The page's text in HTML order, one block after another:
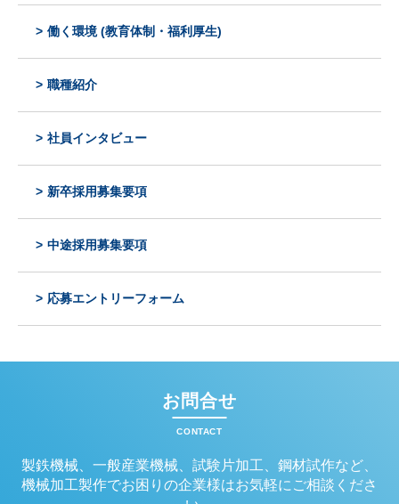
働く環境 (教育体制・福利厚生)
職種紹介
社員インタビュー
新卒採用募集要項
中途採用募集要項
応募エントリーフォーム
お問合せ
CONTACT
製鉄機械、一般産業機械、試験片加工、鋼材試作など、
機械加工製作でお困りの企業様はお気軽にご相談くださ